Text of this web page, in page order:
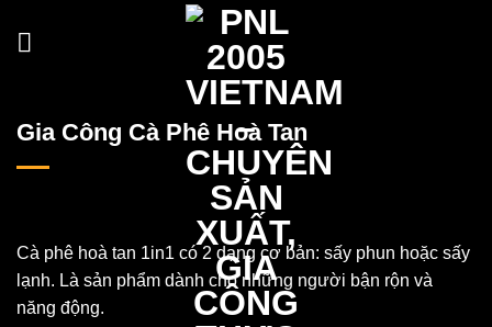
Gia Công Cà Phê Hoà Tan
Cà phê hoà tan 1in1 có 2 dạng cơ bản: sấy phun hoặc sấy
lạnh. Là sản phẩm dành cho những người bận rộn và
năng động.